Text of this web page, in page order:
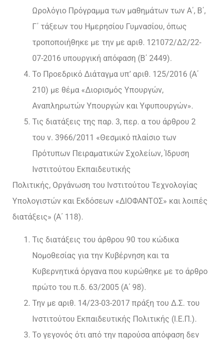
Ωρολόγιο Πρόγραμμα των μαθημάτων των Α΄, Β΄,
Γ΄ τάξεων του Ημερησίου Γυμνασίου, όπως
τροποποιήθηκε με την με αριθ. 121072/Δ2/22-
07-2016 υπουργική απόφαση (Β΄ 2449).
Το Προεδρικό Διάταγμα υπ’ αριθ. 125/2016 (Α΄
210) με θέμα «Διορισμός Υπουργών,
Αναπληρωτών Υπουργών και Υφυπουργών».
Τις διατάξεις της παρ. 3, περ. α του άρθρου 2
του ν. 3966/2011 «Θεσμικό πλαίσιο των
Πρότυπων Πειραματικών Σχολείων, Ίδρυση
Ινστιτούτου Εκπαιδευτικής
Πολιτικής, Οργάνωση του Ινστιτούτου Τεχνολογίας
Υπολογιστών και Εκδόσεων «ΔΙΟΦΑΝΤΟΣ» και λοιπές
διατάξεις» (Α΄ 118).
Τις διατάξεις του άρθρου 90 του κώδικα
Νομοθεσίας για την Κυβέρνηση και τα
Κυβερνητικά όργανα που κυρώθηκε με το άρθρο
πρώτο του π.δ. 63/2005 (Α΄ 98).
Την με αριθ. 14/23-03-2017 πράξη του Δ.Σ. του
Ινστιτούτου Εκπαιδευτικής Πολιτικής (Ι.Ε.Π.).
Το γεγονός ότι από την παρούσα απόφαση δεν